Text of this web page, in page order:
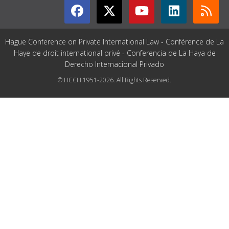
Hague Conference on Private International Law - Conférence de La
Haye de droit international privé - Conferencia de La Haya de
Derecho Internacional Privado
© HCCH 1951-2026. All Rights Reserved.